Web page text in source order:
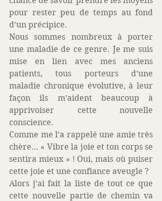
pour rester peu de temps au fond
d’un précipice.
Nous sommes nombreux à porter
une maladie de ce genre. Je me suis
mise en lien avec mes anciens
patients, tous porteurs d’une
maladie chronique évolutive, à leur
façon ils m’aident beaucoup à
apprivoiser cette nouvelle
conscience.
Comme me l’a rappelé une amie très
chère… « Vibre la joie et ton corps se
sentira mieux » ! Oui, mais où puiser
cette joie et une confiance aveugle ?
Alors j’ai fait la liste de tout ce que
cette nouvelle partie de chemin va